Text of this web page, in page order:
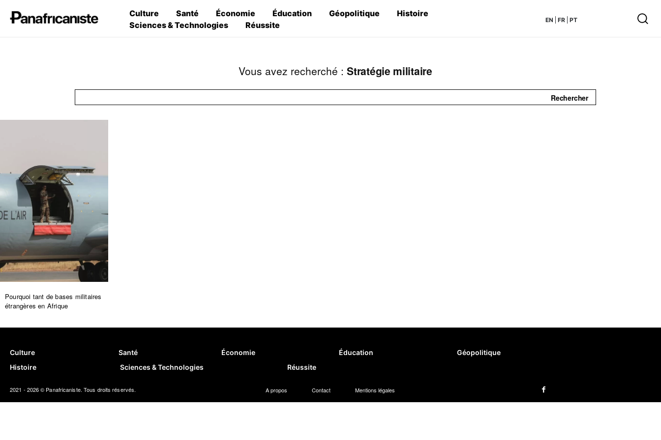
Culture Santé Économie Éducation Géopolitique
Histoire
Sciences & Technologies
Réussite
Vous avez recherché :Stratégie militaire
Rechercher
Pourquoi tant de bases militaires
étrangères en Afrique
Culture Santé Économie Éducation
Géopolitique
Histoire
Sciences & Technologies Réussite
2021 - 2026 © Panafricaniste. Tous droits réservés. A propos Contact Mentions légales
EN FR PT